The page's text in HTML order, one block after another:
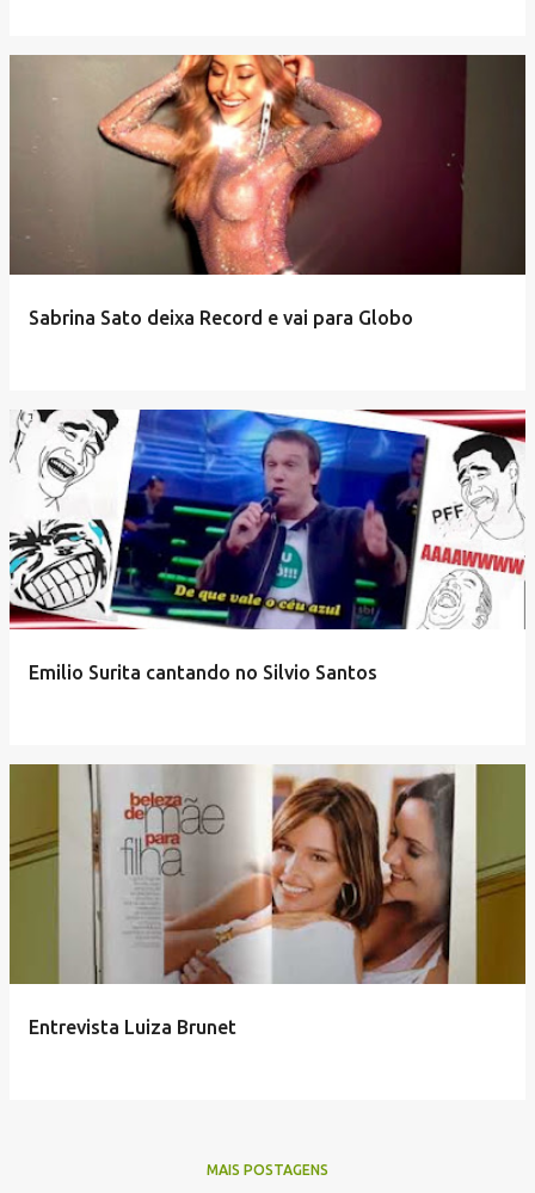
Sabrina Sato deixa Record e vai para Globo
Emilio Surita cantando no Silvio Santos
Entrevista Luiza Brunet
MAIS POSTAGENS